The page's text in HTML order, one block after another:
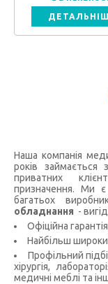
Наша компанія
років займається
приватних
призначення. Ми є
багатьох
обладнання -
Офіційна гарантія
Найбільш
Профільний
хірургія,
медичні меблі та